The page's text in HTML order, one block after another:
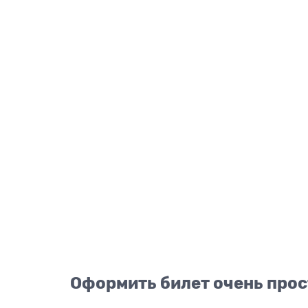
Оформить билет очень